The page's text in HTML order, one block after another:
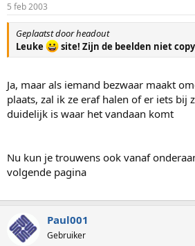
5 feb 2003
Geplaatst door headout
Leuke
site! Zijn de beelden niet
Ja, maar als iemand bezwaar maakt
plaats, zal ik ze eraf halen of er iets bij
duidelijk is waar het vandaan komt
Nu kun je trouwens ook vanaf
volgende pagina
Paul001
Gebruiker